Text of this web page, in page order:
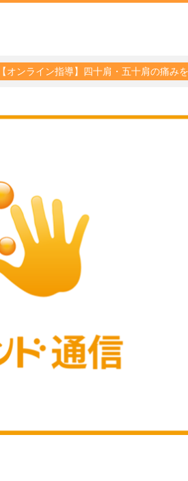
【オンライン指導】四十肩・五十肩の痛み